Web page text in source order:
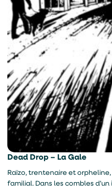
Dead Drop – La Gale
Raïzo, trentenaire et
familial. Dans les combles